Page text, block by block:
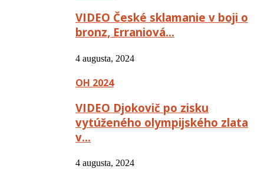
VIDEO České sklamanie v boji o
bronz, Erraniová…
4 augusta, 2024
OH 2024
VIDEO Djokovič po zisku
vytúženého olympijského zlata
v…
4 augusta, 2024